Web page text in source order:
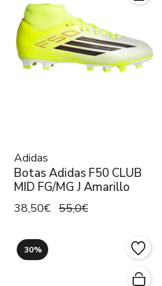
Adidas
Botas Adidas F50 CLUB
MID FG/MG J Amarillo
38,50€ 55,0€
30%